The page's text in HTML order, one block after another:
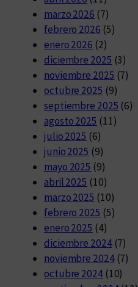
marzo 2026 (7)
febrero 2026 (5)
enero 2026 (2)
diciembre 2025 (3)
noviembre 2025 (7)
octubre 2025 (9)
septiembre 2025 (6)
agosto 2025 (11)
julio 2025 (6)
junio 2025 (9)
mayo 2025 (9)
abril 2025 (10)
marzo 2025 (10)
febrero 2025 (5)
enero 2025 (4)
diciembre 2024(7)
noviembre 2024(7)
octubre 2024(10)